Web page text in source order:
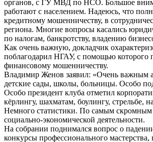
органов, с ГУ МВД по НСО. Большое
работают с населением. Надеюсь, что
кредитному мошенничеству, в
региона. Многие вопросы касались
по налогам, банкротству, владению
Как очень важную, докладчик
поблагодарил НГАУ, с помощью
финансовому мошенничеству.
Владимир Женов заявил: «Очень важным
детские сады, школы, больницы. Особо
Особо президент клуба отметил
кёрлингу, шахматам, боулингу, стрельбе,
Немного статистики. По самым скромным
социально-экономической деятельности.
На собрании поднимался вопрос о
конкурсы профессионального